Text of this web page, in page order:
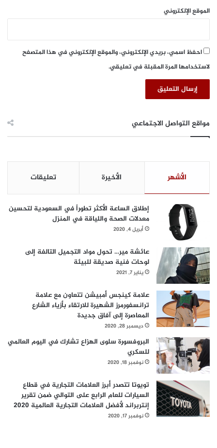
ل
ب
د
ل
ت
ن
س
ف
ب
ت
ب
الموقع الإلكتروني
احفظ اسمي، بريدي الإلكتروني، والموقع الإلكتروني في هذا المتصفح
لاستخدامها المرة المقبلة في تعليقي.
مواقع التواصل الاجتماعي
الأشهر الأخيرة تعليقات
إطلاق الساعة الأكثر تطوراً في السعودية لتحسين
معدلات الصحة واللياقة في المنزل
أبريل 4, 2020
عائشة مير… تحول مواد التجميل التالفة إلى
لوحات فنية صديقة للبيئة
يناير 7, 2021
علامة كينجس أمبيشن تتعاون مع علامة
ترانسفورمرز الشهيرة للارتقاء بأزياء الشارع
المعاصرة إلى آفاق جديدة
ديسمبر 28, 2020
البروفسورة سلوى الهزاع تشارك في اليوم العالمي
للسكري
نوفمبر 18, 2020
تويوتا تتصدر أبرز العلامات التجارية في قطاع
السيارات للعام الرابع على التوالي ضمن تقرير
إنتربراند لأفضل العلامات التجارية العالمية 2020
نوفمبر 17, 2020